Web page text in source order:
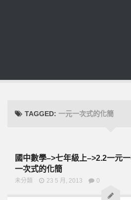
TAGGED: 一元一次式的化簡
國中數學–>七年級上–>2.2一元
一次式的化簡
未分類 23 5 月, 2013 0